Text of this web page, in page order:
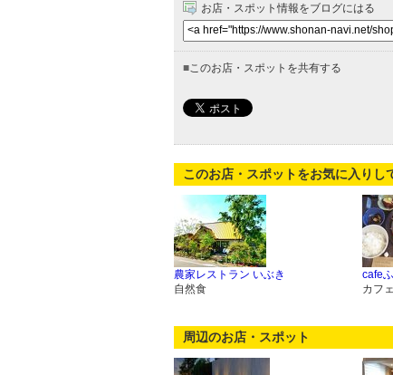
お店・スポット情報をブログにはる
■ このお店・スポットを共有する
このお店・スポットをお気に入りし
農家レストラン いぶき
自然食
cafe
カフ
周辺のお店・スポット